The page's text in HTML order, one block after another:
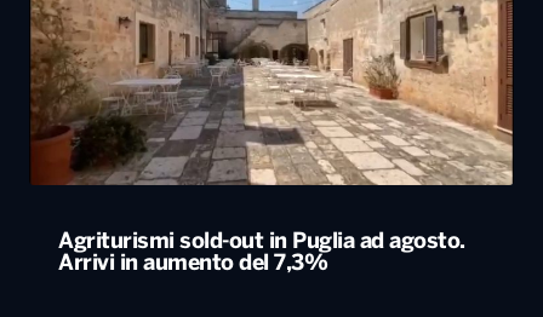
Agriturismi sold-out in Puglia ad agosto.
Arrivi in aumento del 7,3%